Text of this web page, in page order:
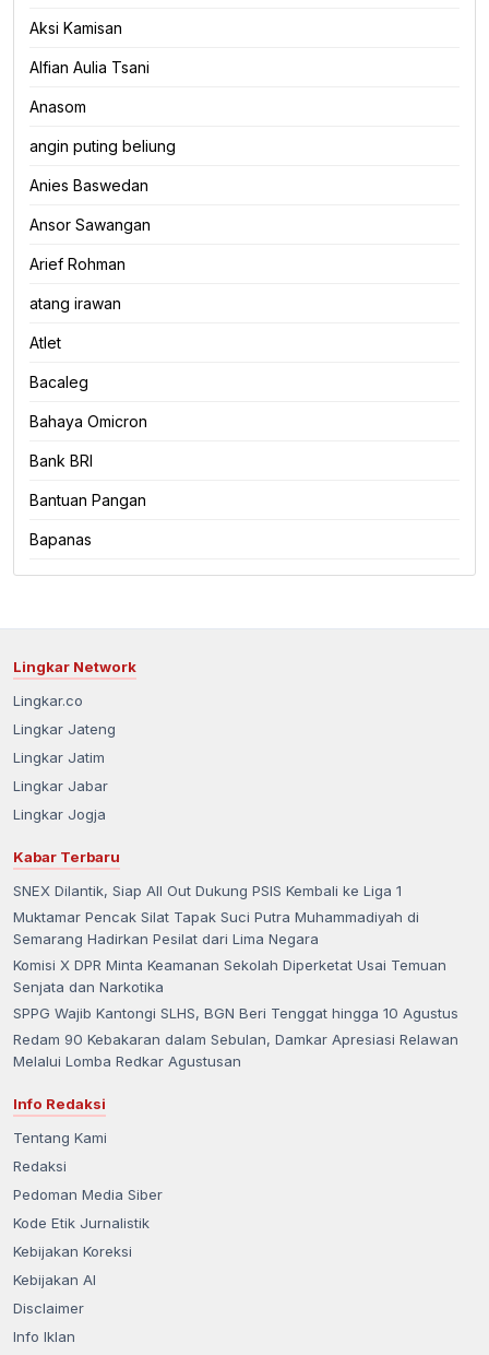
Aksi Kamisan
Alfian Aulia Tsani
Anasom
angin puting beliung
Anies Baswedan
Ansor Sawangan
Arief Rohman
atang irawan
Atlet
Bacaleg
Bahaya Omicron
Bank BRI
Bantuan Pangan
Bapanas
Lingkar Network
Lingkar.co
Lingkar Jateng
Lingkar Jatim
Lingkar Jabar
Lingkar Jogja
Kabar Terbaru
SNEX Dilantik, Siap All Out Dukung PSIS Kembali ke Liga 1
Muktamar Pencak Silat Tapak Suci Putra Muhammadiyah di
Semarang Hadirkan Pesilat dari Lima Negara
Komisi X DPR Minta Keamanan Sekolah Diperketat Usai Temuan
Senjata dan Narkotika
SPPG Wajib Kantongi SLHS, BGN Beri Tenggat hingga 10 Agustus
Redam 90 Kebakaran dalam Sebulan, Damkar Apresiasi Relawan
Melalui Lomba Redkar Agustusan
Info Redaksi
Tentang Kami
Redaksi
Pedoman Media Siber
Kode Etik Jurnalistik
Kebijakan Koreksi
Kebijakan AI
Disclaimer
Info Iklan